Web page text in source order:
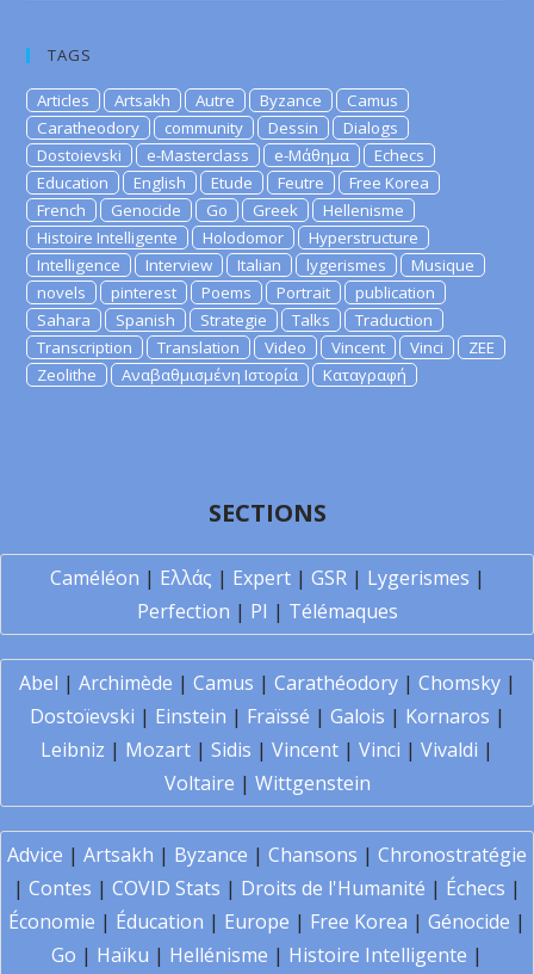
TAGS
Articles Artsakh Autre Byzance
Camus
Caratheodory
community Dessin
Dialogs
Dostoievski
e-Masterclass e-Μάθημα
Echecs
Education
English Etude Feutre
Free Korea
French
Genocide Go Greek
Hellenisme
Histoire Intelligente
Holodomor
Hyperstructure
Intelligence
Interview Italian lygerismes
Musique
novels
pinterest Poems Portrait
publication
Sahara
Spanish Strategie Talks
Traduction
Transcription
Translation Video Vincent Vinci
ZEE
Zeolithe
Αναβαθμισμένη Ιστορία Καταγραφή
SECTIONS
Caméléon | Ελλάς | Expert| GSR| Lygerismes |
Perfection | PI | Télémaques
Abel | Archimède | Camus | Carathéodory| Chomsky|
Dostoïevski | Einstein | Fraïssé | Galois | Kornaros |
Leibniz | Mozart | Sidis | Vincent | Vinci | Vivaldi |
Voltaire | Wittgenstein
Advice | Artsakh | Byzance | Chansons | Chronostratégie
| Contes | COVID Stats | Droits de l'Humanité | Échecs |
Économie | Éducation | Europe | Free Korea | Génocide |
Go | Haïku | Hellénisme | Histoire Intelligente |